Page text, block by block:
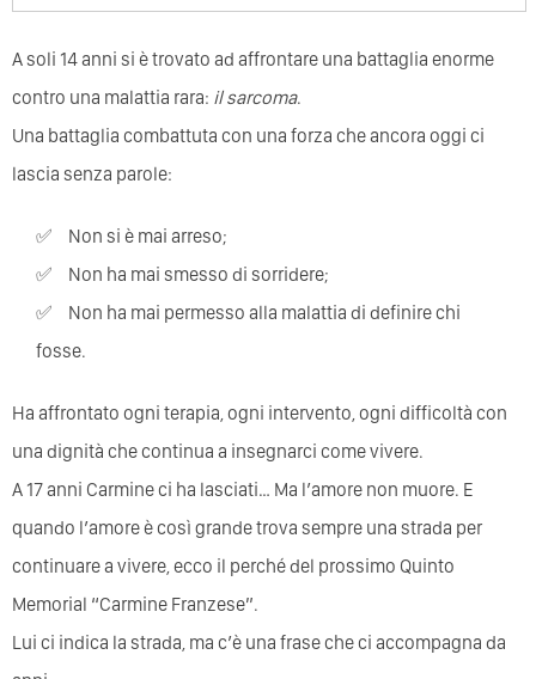
A soli 14 anni si è trovato ad affrontare una battaglia enorme
contro una malattia rara: il sarcoma.
Una battaglia combattuta con una forza che ancora oggi ci
lascia senza parole:
Non si è mai arreso;
Non ha mai smesso di sorridere;
Non ha mai permesso alla malattia di definire chi
fosse.
Ha affrontato ogni terapia, ogni intervento, ogni difficoltà con
una dignità che continua a insegnarci come vivere.
A 17 anni Carmine ci ha lasciati… Ma l’amore non muore. E
quando l’amore è così grande trova sempre una strada per
continuare a vivere, ecco il perché del prossimo Quinto
Memorial “Carmine Franzese”.
Lui ci indica la strada, ma c’è una frase che ci accompagna da